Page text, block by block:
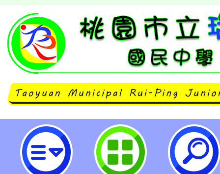
桃園市教育發展資源入口網站提供
績/出缺勤/獎懲/志工時數】查詢-
中學